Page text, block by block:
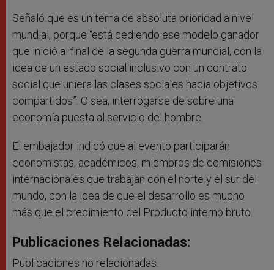
Señaló que es un tema de absoluta prioridad a nivel
mundial, porque “está cediendo ese modelo ganador
que inició al final de la segunda guerra mundial, con la
idea de un estado social inclusivo con un contrato
social que uniera las clases sociales hacia objetivos
compartidos”. O sea, interrogarse de sobre una
economía puesta al servicio del hombre.
El embajador indicó que al evento participarán
economistas, académicos, miembros de comisiones
internacionales que trabajan con el norte y el sur del
mundo, con la idea de que el desarrollo es mucho
más que el crecimiento del Producto interno bruto.
Publicaciones Relacionadas:
Publicaciones no relacionadas.